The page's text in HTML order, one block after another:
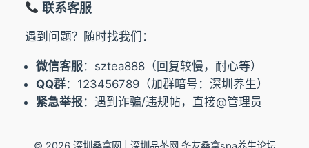
联系客服
遇到问题？随时找我们：
微信客服：sztea888（回复较慢，耐心等）
QQ群：123456789（加群暗号：深圳养生）
紧急举报 ：遇到诈骗/违规帖，直接@管理员